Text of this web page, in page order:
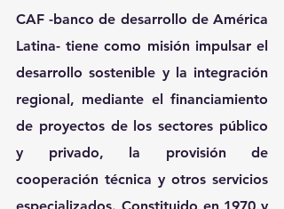
CAF -banco de desarrollo de América
Latina- tiene como misión impulsar el
desarrollo sostenible y la integración
regional, mediante el financiamiento
de proyectos de los sectores público
y privado, la provisión de
cooperación técnica y otros servicios